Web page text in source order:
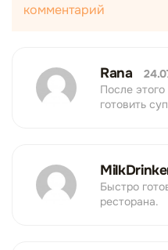
комментарий
Rana
После
готовить
Быстро
ресторана.